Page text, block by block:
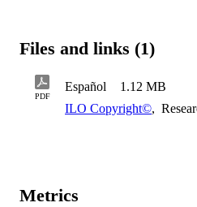
Files and links (1)
PDF
Español 1.12 MB
ILO Copyright©,
Metrics